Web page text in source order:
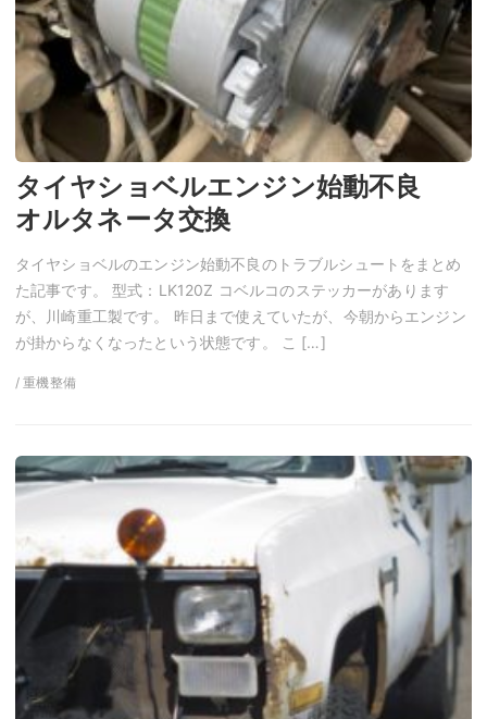
タイヤショベルエンジン始動不良
オルタネータ交換
タイヤショベルのエンジン始動不良のトラブルシュートをまとめ
た記事です。 型式：LK120Z コベルコのステッカーがあります
が、川崎重工製です。 昨日まで使えていたが、今朝からエンジン
が掛からなくなったという状態です。 こ […]
/ 重機整備